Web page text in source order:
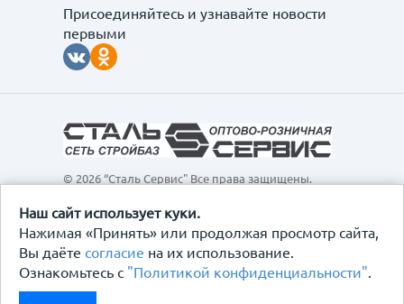
Наш сайт использует куки.
Нажимая «Принять» или продолжая просмотр сайта,
Вы даёте согласие на их использование.
Ознакомьтесь с "Политикой конфиденциальности".
Присоединяйтесь и узнавайте новости
первыми
© 2026 “Сталь Сервис" Все права защищены.
интернет-сайт, а также вся информация о товарах и
ценах, предоставленная на нём, носит
исключительно информационный характер и ни при
каких условиях не является публичной офертой,
определяемой положениями Статьи 437